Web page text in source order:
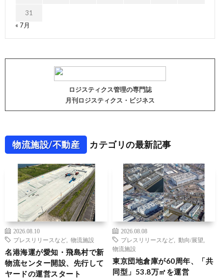
31
« 7月
ロジスティクス管理の専門誌
月刊ロジスティクス・ビジネス
物流施設/不動産 カテゴリの最新記事
2026.08.10
プレスリリースなど
物流施設
名港海運が愛知・飛島村で新
物流センター開設、先行して
ヤードの運営スタート
2026.08.08
プレスリリースなど
動向/展望
物流施設
東京団地倉庫が60周年、「共
同型」53.8万㎡を運営